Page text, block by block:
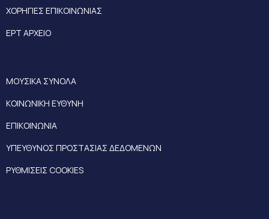
ΧΟΡΗΓΙΕΣ ΕΠΙΚΟΙΝΩΝΙΑΣ
ΕΡΤ ΑΡΧΕΙΟ
ΜΟΥΣΙΚΑ ΣΥΝΟΛΑ
ΚΟΙΝΩΝΙΚΗ ΕΥΘΥΝΗ
ΕΠΙΚΟΙΝΩΝΙΑ
ΥΠΕΥΘΥΝΟΣ ΠΡΟΣΤΑΣΙΑΣ ΔΕΔΟΜΕΝΩΝ
ΡΥΘΜΙΣΕΙΣ COOKIES